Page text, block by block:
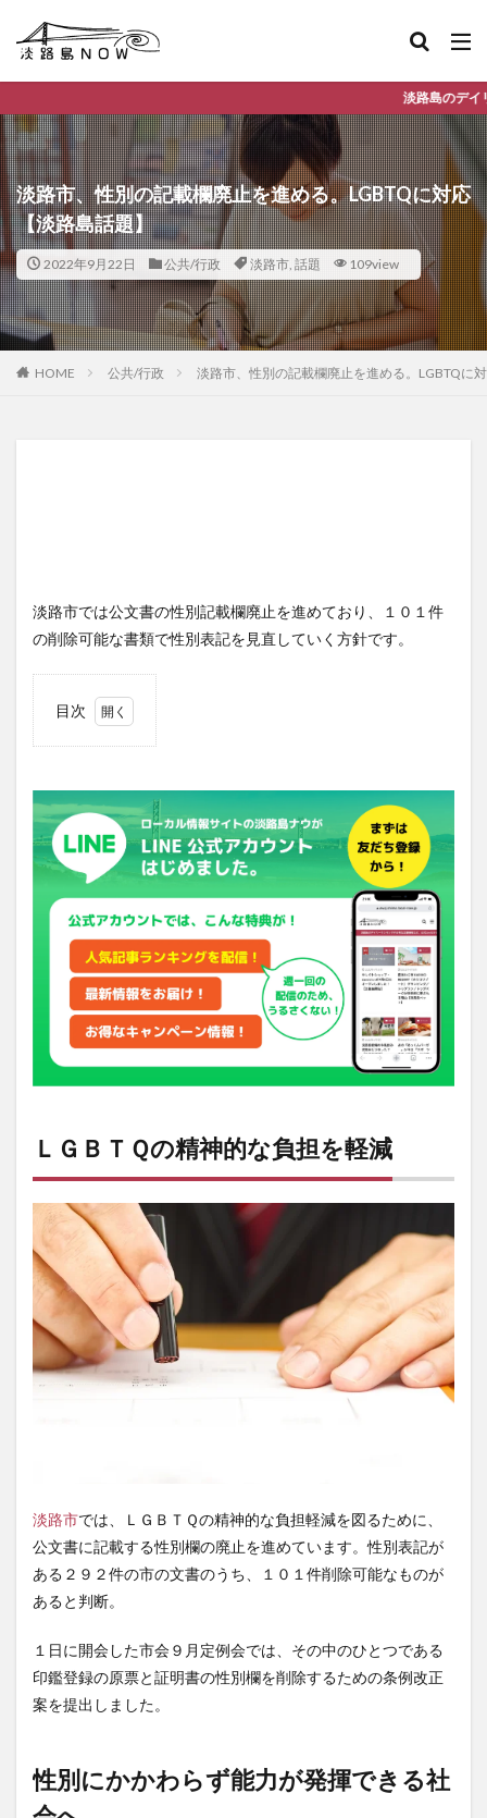
淡路島のデイリーランキングやお
淡路市、性別の記載欄廃止を進める。LGBTQに対応
【淡路島話題】
2022年9月22日 公共/行政 淡路市, 話題 109view
HOME 公共/行政 淡路市、性別の記載欄廃止を進める。LGBTQに
淡路市では公文書の性別記載欄廃止を進めており、１０１件
の削除可能な書類で性別表記を見直していく方針です。
目次
精神
的な
負担
を軽
減
にか
らず
が発
揮で
きる
ＬＧＢＴＱの精神的な負担を軽減
淡路市では、ＬＧＢＴＱの精神的な負担軽減を図るために、
公文書に記載する性別欄の廃止を進めています。性別表記が
ある２９２件の市の文書のうち、１０１件削除可能なものが
あると判断。
１日に開会した市会９月定例会では、その中のひとつである
印鑑登録の原票と証明書の性別欄を削除するための条例改正
案を提出しました。
性別にかかわらず能力が発揮できる社